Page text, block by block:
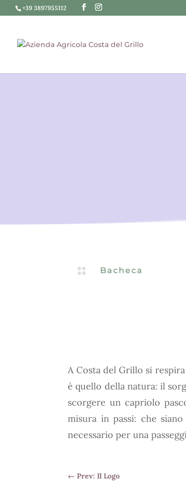
+39 3897955112
 Bacheca
A Costa del Grillo si
è quello della natura: il
scorgere un capriolo
misura in passi: che
necessario per una
←Prev: Il Logo